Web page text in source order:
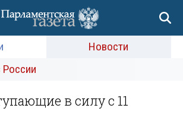
Новости
России
в силу с 11